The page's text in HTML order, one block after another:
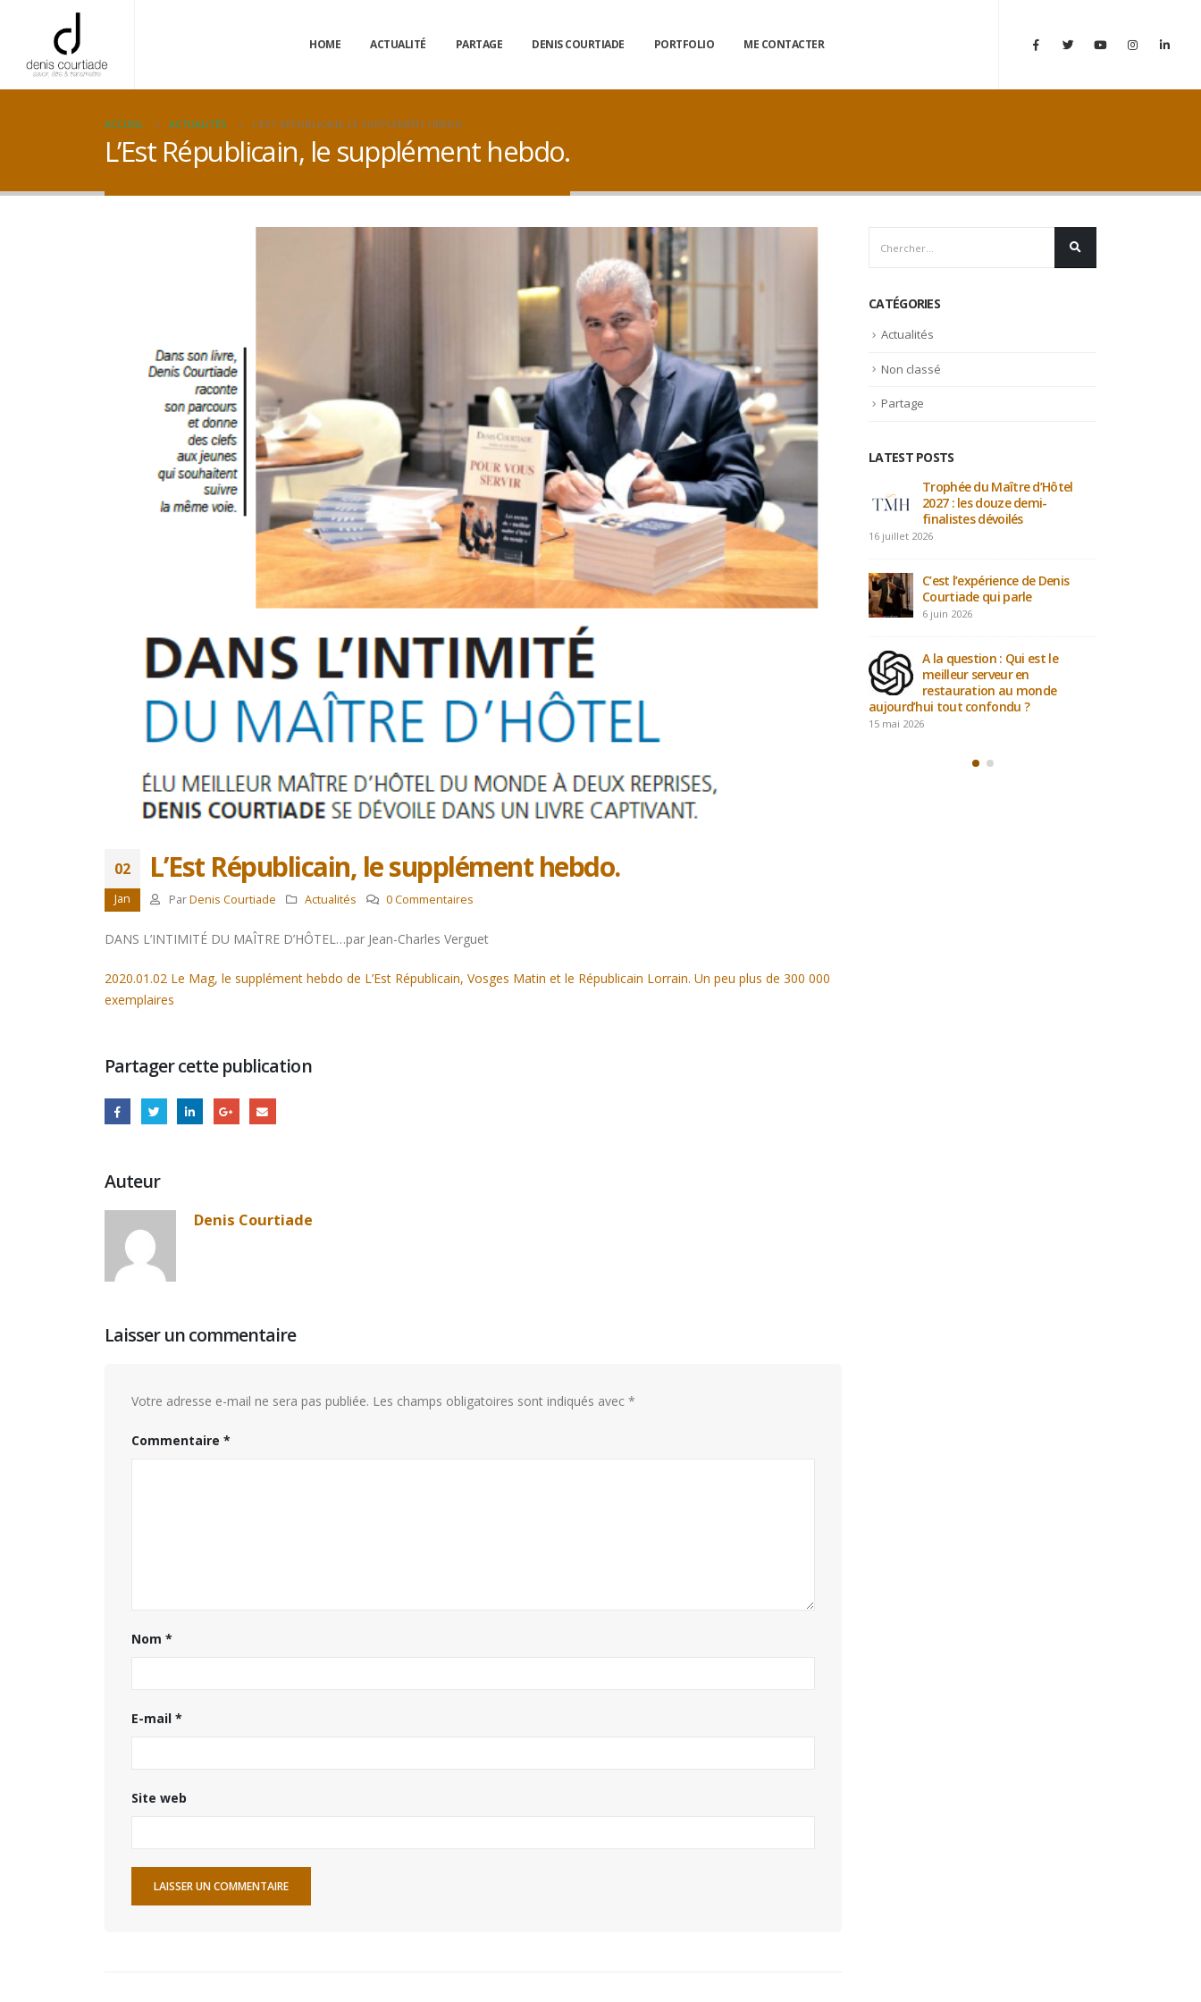
HOME ACTUALITÉ PARTAGE DENIS COURTIADE PORTFOLIO ME CONTACTER
ACCUEIL ACTUALITÉS L’EST RÉPUBLICAIN, LE SUPPLÉMENT HEBDO.
L’Est Républicain, le supplément hebdo.
02
Jan
L’Est Républicain, le supplément hebdo.
ParDenis Courtiade Actualités 0 Commentaires
DANS L’INTIMITÉ DU MAÎTRE D’HÔTEL…par Jean-Charles Verguet
2020.01.02 Le Mag, le supplément hebdo de L’Est Républicain, Vosges Matin et le Républicain Lorrain. Un peu plus de 300 000
exemplaires
Partager cette publication
Auteur
Denis Courtiade
Laisser un commentaire
Votre adresse e-mail ne sera pas publiée. Les champs obligatoires sont indiqués avec *
Commentaire *
Nom *
E-mail *
Site web
CATÉGORIES
Actualités
Non classé
Partage
LATEST POSTS
Trophée du Maître d’Hôtel
2027 : les douze demi-
finalistes dévoilés
16 juillet 2026
C’est l’expérience de Denis
Courtiade qui parle
6 juin 2026
A la question : Qui est le
meilleur serveur en
aujourd’hui tout confondu ?
15 mai 2026
Participation au projet : Le
maître d’hôtel du XXIe siècle
4 mai 2026
Avec de nouveaux jeunes
Talents…
21 avril 2026
12 avril 2026
Trophée du Maître d’Hôtel
2027 : les douze demi-
finalistes dévoilés
16 juillet 2026
C’est l’expérience de Denis
Courtiade qui parle
6 juin 2026
A la question : Qui est le
meilleur serveur en
restauration au monde
aujourd’hui tout confondu ?
15 mai 2026